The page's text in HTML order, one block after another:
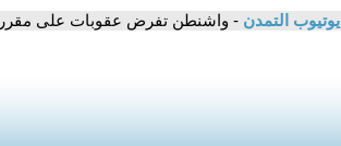
يوتيوب التمدن - واشنطن تفرض عقوبات على مقررة